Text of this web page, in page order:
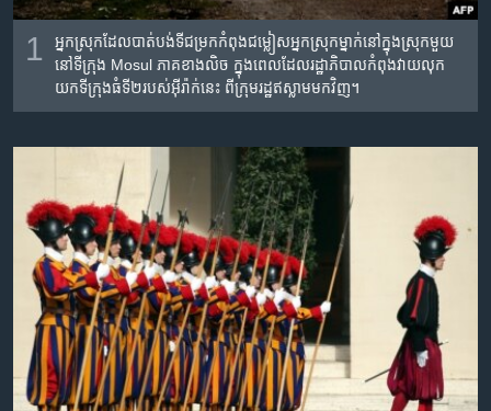
ទំព័រ​
ស្វែង​
ភាសា
1
អ្នកស្រុកដែលបាត់បង់​ទី​ជម្រក​កំពុង​ជម្លៀស​អ្នក​ស្រុក​​ម្នាក់​នៅ​ក្នុង​ស្រុក​មួយ​
នៅ​ទីក្រុង​ Mosul ភាគ​ខាង​លិច​ ក្នុង​ពេល​ដែល​រដ្ឋាភិបាល​កំពុង​វាយ​លុក​
យក​ទីក្រុង​ធំ​ទី២​របស់​អ៊ីរ៉ាក់​នេះ ពី​ក្រុម​រដ្ឋ​ឥស្លាម​មក​វិញ។